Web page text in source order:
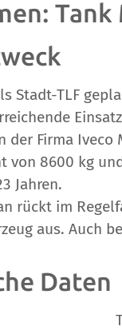
Tank
Stadt-TLF
der Firma
von 8600 kg
Jahren.
rückt im
aus. Auch
Daten